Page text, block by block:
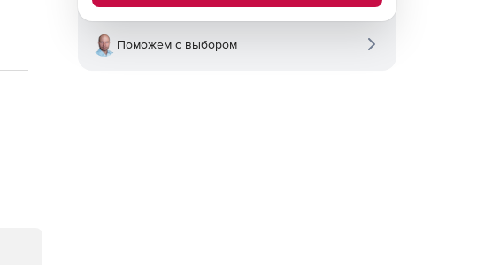
Поможем с выбором